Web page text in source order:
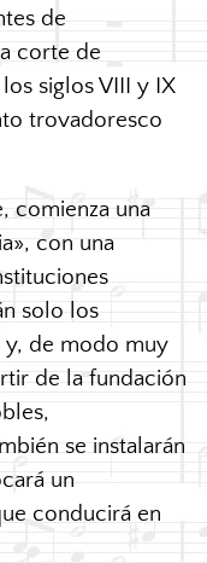
de
corte de
siglos VIII y IX
trovadoresco
comienza una
con una
solo los
y, de modo muy
de la fundación
se instalarán
un
conducirá en